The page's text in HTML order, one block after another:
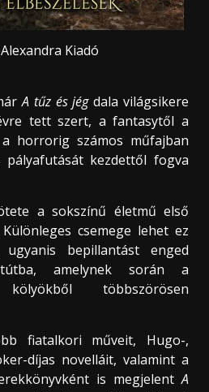
Kiadó
A tűz és jégdala világsikere
tett szert, a fantasytől a
horrorig számos műfajban
kezdettől fogva
a sokszínű életmű első
csemege lehet ez
bepillantást enged
amelynek során a
kölyökből többszörösen
fiatalkori műveit, Hugo-,
díjas novelláit, valamint a
is megjelentA